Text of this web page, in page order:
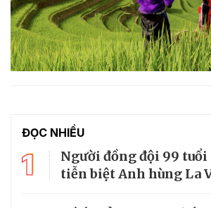
ĐỌC NHIỀU
1
Người đồng đội 99
tiễn biệt Anh hùng La